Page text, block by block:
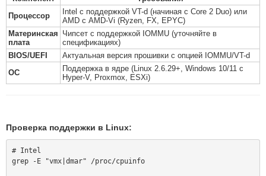
Процессор
Intel с поддержкой VT-d (начиная с Core 2 Duo) или
AMD с AMD-Vi (Ryzen, FX, EPYC)
Материнская
плата
Чипсет с поддержкой IOMMU (уточняйте в
спецификациях)
BIOS/UEFI
Актуальная версия прошивки с опцией IOMMU/VT-d
ОС
Поддержка в ядре (Linux 2.6.29+, Windows 10/11 с
Hyper-V, Proxmox, ESXi)
Проверка поддержки в Linux:
# Intel
grep -E "vmx|dmar" /proc/cpuinfo